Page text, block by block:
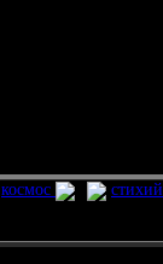
космос